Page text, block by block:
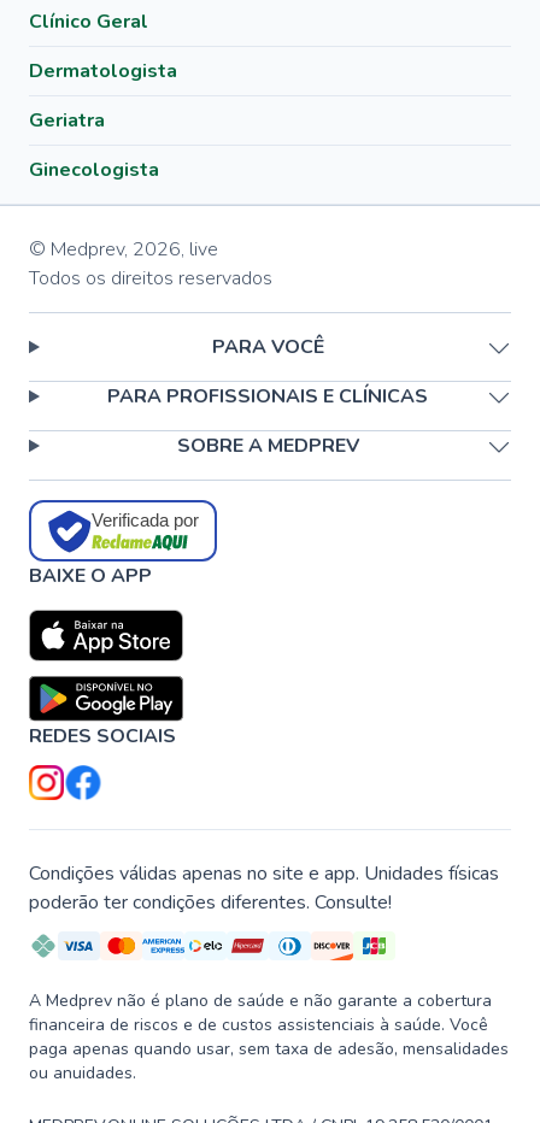
Clínico Geral
Dermatologista
Geriatra
Ginecologista
© Medprev, 2026, live
Todos os direitos reservados
PARA VOCÊ
PARA PROFISSIONAIS E CLÍNICAS
SOBRE A MEDPREV
Verificada por
BAIXE O APP
REDES SOCIAIS
Condições válidas apenas no site e app. Unidades físicas
poderão ter condições diferentes. Consulte!
A Medprev não é plano de saúde e não garante a cobertura
financeira de riscos e de custos assistenciais à saúde. Você
paga apenas quando usar, sem taxa de adesão, mensalidades
ou anuidades.